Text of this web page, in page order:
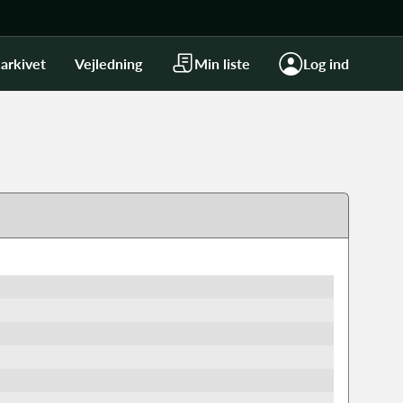
Vejledning Min liste Log ind